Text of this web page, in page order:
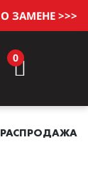
ЗАМЕНЕ >>>
0
РАСПРОДАЖА